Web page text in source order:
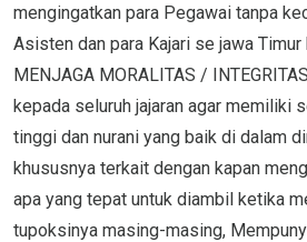
mengingatkan para Pegawai tanpa
Asisten dan para Kajari se jawa Timur
MENJAGA MORALITAS /
kepada seluruh jajaran agar memiliki
tinggi dan nurani yang baik di dalam
khususnya terkait dengan kapan
apa yang tepat untuk diambil ketika
tupoksinya masing-masing,